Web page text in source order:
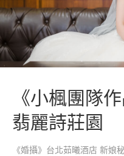
《小楓團隊
翡麗詩莊園
《婚攝》台北茹曦酒店 新娘